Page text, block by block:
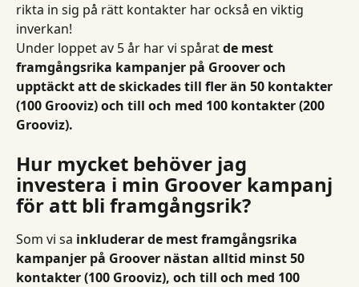
rikta in sig på rätt kontakter har också en viktig
inverkan!
Under loppet av 5 år har vi spårat de mest
framgångsrika kampanjer på Groover och
upptäckt att de skickades till fler än 50 kontakter
(100 Grooviz) och till och med 100 kontakter (200
Grooviz).
Hur mycket behöver jag
investera i min Groover kampanj
för att bli framgångsrik?
Som vi sa inkluderar de mest framgångsrika
kampanjer på Groover nästan alltid minst 50
kontakter (100 Grooviz), och till och med 100